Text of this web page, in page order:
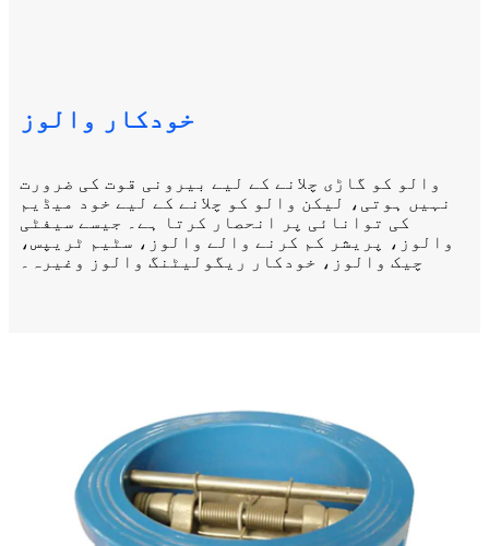
خودکار والوز
والو کو گاڑی چلانے کے لیے بیرونی قوت کی ضرورت
نہیں ہوتی، لیکن والو کو چلانے کے لیے خود میڈیم
کی توانائی پر انحصار کرتا ہے۔ جیسے سیفٹی
والوز، پریشر کم کرنے والے والوز، سٹیم ٹریپس،
چیک والوز، خودکار ریگولیٹنگ والوز وغیرہ۔